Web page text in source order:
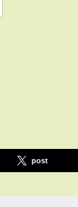
post